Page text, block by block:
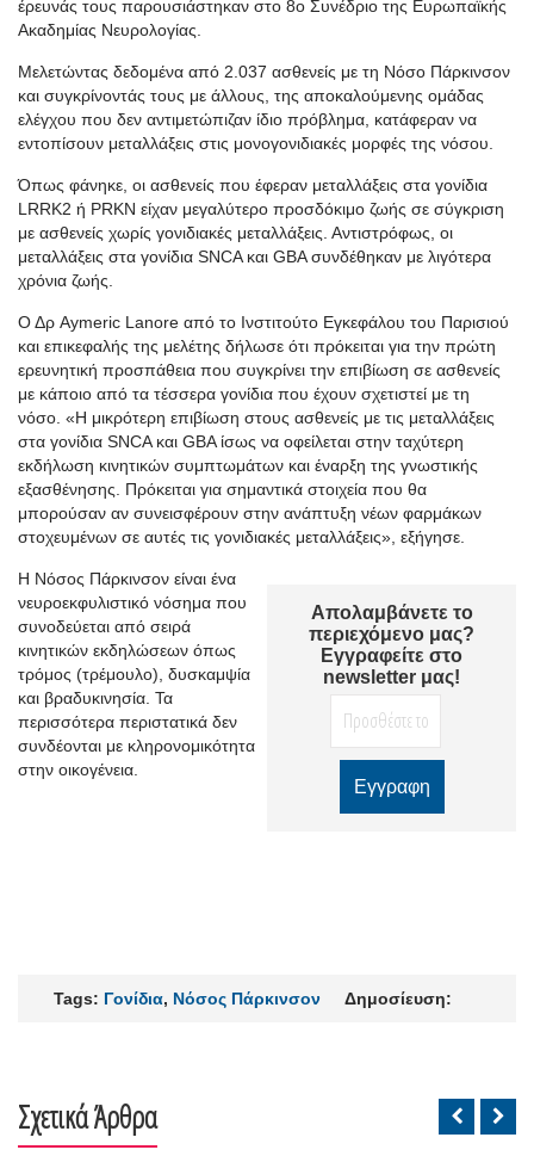
έρευνάς τους παρουσιάστηκαν στο 8ο Συνέδριο της Ευρωπαϊκής
Ακαδημίας Νευρολογίας.
Μελετώντας δεδομένα από 2.037 ασθενείς με τη Νόσο Πάρκινσον
και συγκρίνοντάς τους με άλλους, της αποκαλούμενης ομάδας
ελέγχου που δεν αντιμετώπιζαν ίδιο πρόβλημα, κατάφεραν να
εντοπίσουν μεταλλάξεις στις μονογονιδιακές μορφές της νόσου.
Όπως φάνηκε, οι ασθενείς που έφεραν μεταλλάξεις στα γονίδια
LRRK2 ή PRKN είχαν μεγαλύτερο προσδόκιμο ζωής σε σύγκριση
με ασθενείς χωρίς γονιδιακές μεταλλάξεις. Αντιστρόφως, οι
μεταλλάξεις στα γονίδια SNCA και GBA συνδέθηκαν με λιγότερα
χρόνια ζωής.
Ο Δρ Aymeric Lanore από το Ινστιτούτο Εγκεφάλου του Παρισιού
και επικεφαλής της μελέτης δήλωσε ότι πρόκειται για την πρώτη
ερευνητική προσπάθεια που συγκρίνει την επιβίωση σε ασθενείς
με κάποιο από τα τέσσερα γονίδια που έχουν σχετιστεί με τη
νόσο. «Η μικρότερη επιβίωση στους ασθενείς με τις μεταλλάξεις
στα γονίδια SNCA και GBA ίσως να οφείλεται στην ταχύτερη
εκδήλωση κινητικών συμπτωμάτων και έναρξη της γνωστικής
εξασθένησης. Πρόκειται για σημαντικά στοιχεία που θα
μπορούσαν αν συνεισφέρουν στην ανάπτυξη νέων φαρμάκων
στοχευμένων σε αυτές τις γονιδιακές μεταλλάξεις», εξήγησε.
Απολαμβάνετε το
περιεχόμενο μας?
Εγγραφείτε στο
newsletter μας!
H Νόσος Πάρκινσον είναι ένα
νευροεκφυλιστικό νόσημα που
συνοδεύεται από σειρά
κινητικών εκδηλώσεων όπως
τρόμος (τρέμουλο), δυσκαμψία
και βραδυκινησία. Τα
περισσότερα περιστατικά δεν
συνδέονται με κληρονομικότητα
στην οικογένεια.
Tags: Γονίδια, Νόσος Πάρκινσον Δημοσίευση:
Σχετικά Άρθρα